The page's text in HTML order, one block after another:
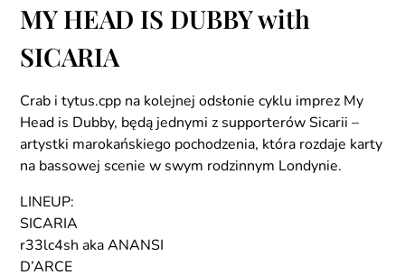
MY HEAD IS DUBBY with
SICARIA
Crab i tytus.cpp na kolejnej odsłonie cyklu imprez My
Head is Dubby, będą jednymi z supporterów Sicarii –
artystki marokańskiego pochodzenia, która rozdaje karty
na bassowej scenie w swym rodzinnym Londynie.
LINEUP:
SICARIA
r33lc4sh aka ANANSI
D’ARCE